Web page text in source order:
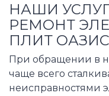
НАШИ
РЕМОНТ
ПЛИТ ОАЗИС
При обращении в
чаще всего
неисправностями